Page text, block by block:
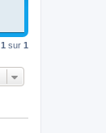
1 sur 1